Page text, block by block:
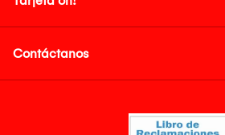
Contáctanos